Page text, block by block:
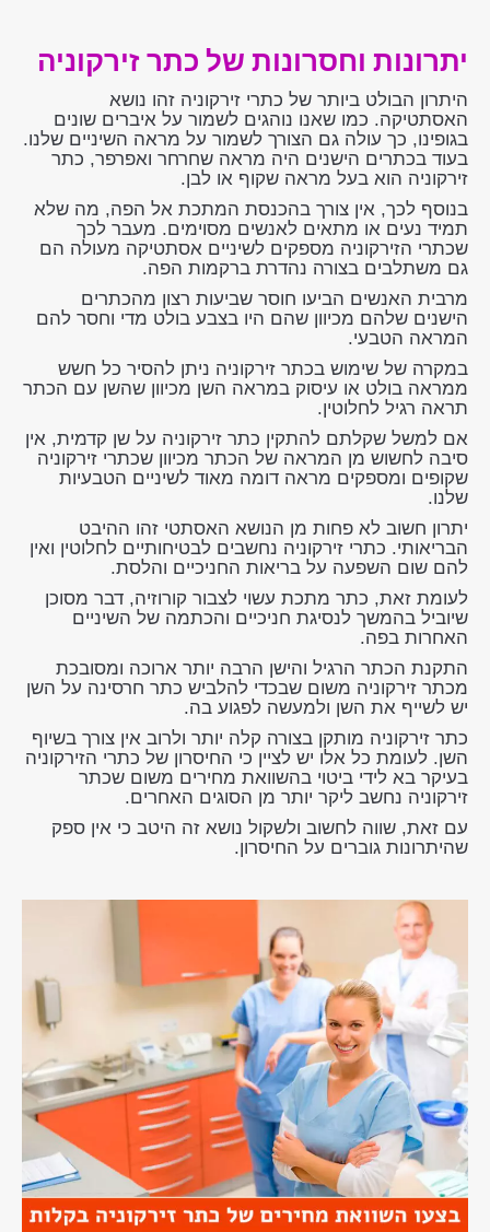
יתרונות וחסרונות של כתר זירקוניה
היתרון הבולט ביותר של כתרי זירקוניה זהו נושא
האסתטיקה. כמו שאנו נוהגים לשמור על איברים שונים
בגופינו, כך עולה גם הצורך לשמור על מראה השיניים שלנו.
בעוד בכתרים הישנים היה מראה שחרחר ואפרפר, כתר
זירקוניה הוא בעל מראה שקוף או לבן.
בנוסף לכך, אין צורך בהכנסת המתכת אל הפה, מה שלא
תמיד נעים או מתאים לאנשים מסוימים. מעבר לכך
שכתרי הזירקוניה מספקים לשיניים אסתטיקה מעולה הם
גם משתלבים בצורה נהדרת ברקמות הפה.
מרבית האנשים הביעו חוסר שביעות רצון מהכתרים
הישנים שלהם מכיוון שהם היו בצבע בולט מדי וחסר להם
המראה הטבעי.
במקרה של שימוש בכתר זירקוניה ניתן להסיר כל חשש
ממראה בולט או עיסוק במראה השן מכיוון שהשן עם הכתר
תראה רגיל לחלוטין.
אם למשל שקלתם להתקין כתר זירקוניה על שן קדמית, אין
סיבה לחשוש מן המראה של הכתר מכיוון שכתרי זירקוניה
שקופים ומספקים מראה דומה מאוד לשיניים הטבעיות
שלנו.
יתרון חשוב לא פחות מן הנושא האסתטי זהו ההיבט
הבריאותי. כתרי זירקוניה נחשבים לבטיחותיים לחלוטין ואין
להם שום השפעה על בריאות החניכיים והלסת.
לעומת זאת, כתר מתכת עשוי לצבור קורוזיה, דבר מסוכן
שיוביל בהמשך לנסיגת חניכיים והכתמה של השיניים
האחרות בפה.
התקנת הכתר הרגיל והישן הרבה יותר ארוכה ומסובכת
מכתר זירקוניה משום שבכדי להלביש כתר חרסינה על השן
יש לשייף את השן ולמעשה לפגוע בה.
כתר זירקוניה מותקן בצורה קלה יותר ולרוב אין צורך בשיוף
השן. לעומת כל אלו יש לציין כי החיסרון של כתרי הזירקוניה
בעיקר בא לידי ביטוי בהשוואת מחירים משום שכתר
זירקוניה נחשב ליקר יותר מן הסוגים האחרים.
עם זאת, שווה לחשוב ולשקול נושא זה היטב כי אין ספק
שהיתרונות גוברים על החיסרון.